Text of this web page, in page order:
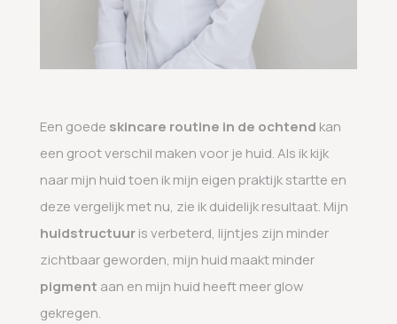
Een goede skincare routine in de ochtend kan
een groot verschil maken voor je huid. Als ik kijk
naar mijn huid toen ik mijn eigen praktijk startte en
deze vergelijk met nu, zie ik duidelijk resultaat. Mijn
huidstructuuris verbeterd, lijntjes zijn minder
zichtbaar geworden, mijn huid maakt minder
pigment aan en mijn huid heeft meer glow
gekregen.